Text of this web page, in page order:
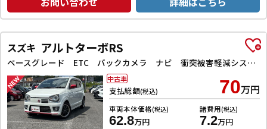
スズキ アルトターボRS
ベースグレード ETC バックカメラ ナビ 衝突被害軽減システム オートライト HID スマートキー アイドリングストップ 電動格納ミラー シートヒーター AT 盗難防止システム ABS ESC アルミホイール
支払総額(税込) 70万円
車両本体価格(税込)
62.8万円
諸費用(税込)
7.2万円
中古車